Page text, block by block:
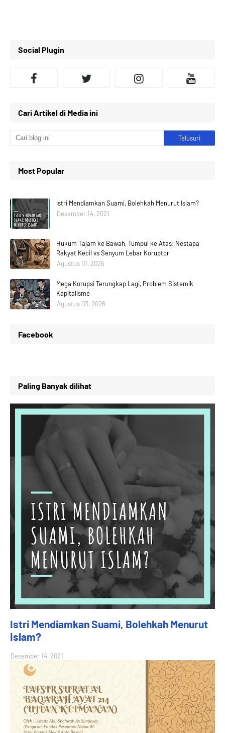
Social Plugin
Cari Artikel di Media ini
Most Popular
Istri Mendiamkan Suami, Bolehkah Menurut Islam?
Desember 14, 2021
Hukum Tajam ke Bawah, Tumpul ke Atas: Nestapa
Rakyat Kecil vs Senyum Lebar Koruptor
Agustus 01, 2026
Mega Korupsi Terungkap Lagi, Problem Sistemik
Kapitalisme
Agustus 03, 2026
Facebook
Paling Banyak dilihat
Istri Mendiamkan Suami, Bolehkah Menurut
Islam?
Desember 14, 2021